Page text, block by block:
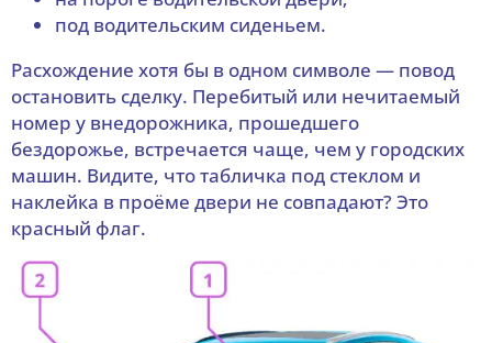
под водительским сиденьем.
Расхождение хотя бы в одном символе — повод
остановить сделку. Перебитый или нечитаемый
номер у внедорожника, прошедшего
бездорожье, встречается чаще, чем у городских
машин. Видите, что табличка под стеклом и
наклейка в проёме двери не совпадают? Это
красный флаг.